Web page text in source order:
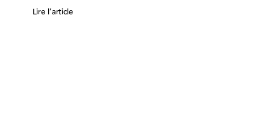
Lire l’article